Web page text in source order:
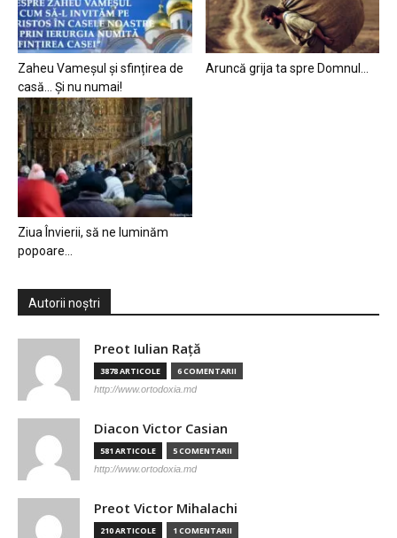
Zaheu Vameșul și sfințirea de
casă… Și nu numai!
Aruncă grija ta spre Domnul…
Ziua Învierii, să ne luminăm
popoare…
Autorii noștri
Preot Iulian Raţă
3878 ARTICOLE 6 COMENTARII
http://www.ortodoxia.md
Diacon Victor Casian
581 ARTICOLE 5 COMENTARII
http://www.ortodoxia.md
Preot Victor Mihalachi
210 ARTICOLE 1 COMENTARII